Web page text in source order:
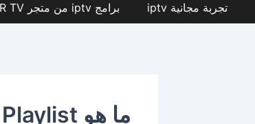
تجربة مجانية iptv​ برامج iptv من متجر SMARTER TV